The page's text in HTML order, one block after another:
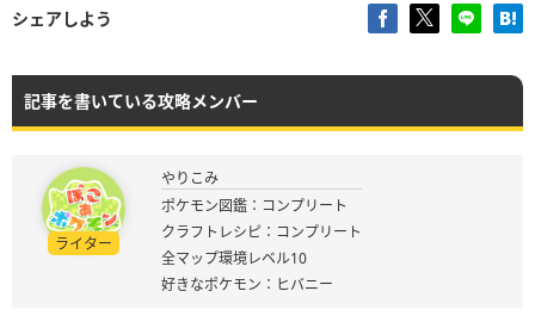
シェアしよう
記事を書いている攻略メンバー
ライター
やりこみ
ポケモン図鑑：コンプリート
クラフトレシピ：コンプリート
全マップ環境レベル10
好きなポケモン：ヒバニー